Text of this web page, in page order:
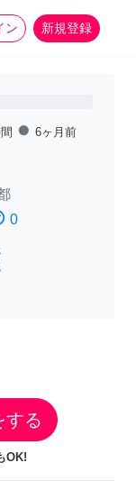
ン 新規登録
more_horiz
fiber_manual_record 6ヶ月前
0
する
OK!